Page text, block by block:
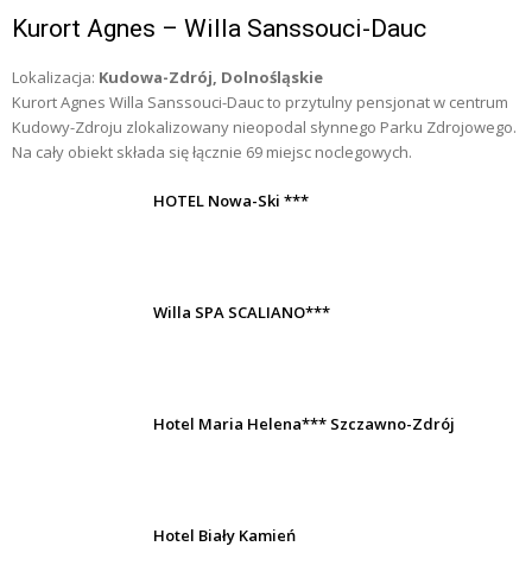
Kurort Agnes – Willa Sanssouci-Dauc
Lokalizacja: Kudowa-Zdrój, Dolnośląskie
Kurort Agnes Willa Sanssouci-Dauc to przytulny pensjonat w centrum
Kudowy-Zdroju zlokalizowany nieopodal słynnego Parku Zdrojowego.
Na cały obiekt składa się łącznie 69 miejsc noclegowych.
HOTEL Nowa-Ski ***
Willa SPA SCALIANO***
Hotel Maria Helena*** Szczawno-Zdrój
Hotel Biały Kamień